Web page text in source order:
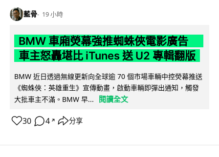
藍骨 19 小時
BMW 車廂熒幕強推蜘蛛俠電影廣告
車主怒轟堪比 iTunes 送 U2 專輯翻版
BMW 近日透過無線更新向全球逾 70 個市場車輛中控熒幕推送
《蜘蛛俠：英雄重生》宣傳動畫，啟動車輛即彈出通知，觸發
大批車主不滿。BMW 早...
閱讀全文
30 4 ↗ 分享